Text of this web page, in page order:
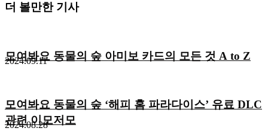
더 볼만한 기사
모여봐요 동물의 숲 아미보 카드의 모든 것 A to Z
2024.09.11
모여봐요 동물의 숲 ‘해피 홈 파라다이스’ 유료 DLC
관련 이모저모
2024.08.28